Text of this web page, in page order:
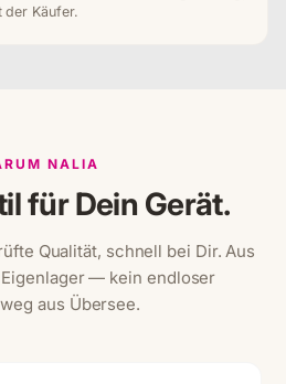
der Käufer.
NALIA
für Dein Gerät.
Qualität, schnell bei Dir. Aus
— kein endloser
aus Übersee.